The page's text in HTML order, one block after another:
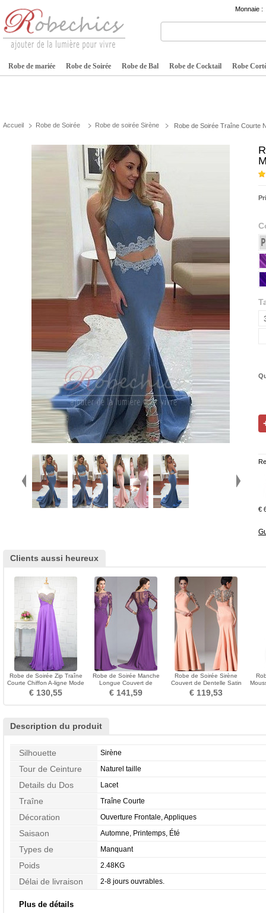
Monnaie :
Robe de mariée Robe de Soirée Robe de Bal Robe de Cocktail Robe
Accueil Robe de Soirée Robe de soirée Sirène Robe de Soirée Traîne Courte
€
Clients aussi heureux
Robe de Soirée Zip Traîne
Courte Chiffon A-ligne Mode
Manquant
€ 130,55
Robe de Soirée Manche
Longue Couvert de
Dentelle Petites Tailles
€ 141,59
Robe de Soirée Sirène
Couvert de Dentelle Satin
Broderie Longueur ras du
Sol
€ 119,53
Description du produit
Silhouette Sirène
Tour de Ceinture Naturel taille
Details du Dos Lacet
Traîne Traîne Courte
Décoration Ouverture Frontale, Appliques
Saisaon Automne, Printemps, Été
Types de
Morphologie
Manquant
Poids 2.48KG
Délai de livraison 2-8 jours ouvrables.
Plus de détails